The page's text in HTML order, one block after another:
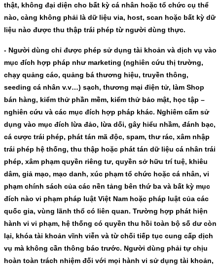
thật, không đại diện cho bất kỳ cá nhân hoặc tổ chức cụ thể
nào, càng không phải là dữ liệu via, host, scan hoặc bất kỳ dữ
liệu nào được thu thập trái phép từ người dùng thực.
- Người dùng chỉ được phép sử dụng tài khoản và dịch vụ vào
mục đích hợp pháp như marketing (nghiên cứu thị trường,
chạy quảng cáo, quảng bá thương hiệu, truyền thông,
seeding cá nhân v.v…) sạch, thương mại điện tử, làm Shop
bán hàng, kiểm thử phần mềm, kiểm thử bảo mật, học tập –
nghiên cứu và các mục đích hợp pháp khác. Nghiêm cấm sử
dụng vào mục đích lừa đảo, lừa dối, gây hiểu nhầm, đánh bạc,
cá cược trái phép, phát tán mã độc, spam, thư rác, xâm nhập
trái phép hệ thống, thu thập hoặc phát tán dữ liệu cá nhân trái
phép, xâm phạm quyền riêng tư, quyền sở hữu trí tuệ, khiêu
dâm, giả mạo, mạo danh, xúc phạm tổ chức hoặc cá nhân, vi
phạm chính sách của các nền tảng bên thứ ba và bất kỳ mục
đích nào vi phạm pháp luật Việt Nam hoặc pháp luật của các
quốc gia, vùng lãnh thổ có liên quan. Trường hợp phát hiện
hành vi vi phạm, hệ thống có quyền thu hồi toàn bộ số dư còn
lại, khóa tài khoản vĩnh viễn và từ chối tiếp tục cung cấp dịch
vụ mà không cần thông báo trước. Người dùng phải tự chịu
hoàn toàn trách nhiệm đối với mọi hành vi sử dụng tài khoản,